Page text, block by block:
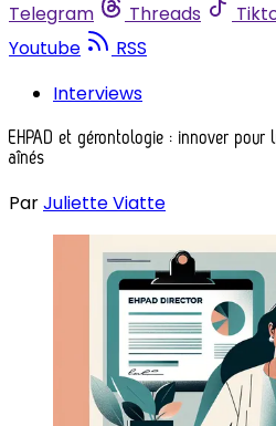
Telegram
Threads
Youtube
RSS
Interviews
EHPAD et gérontologie : innover
aînés
ParJuliette Viatte